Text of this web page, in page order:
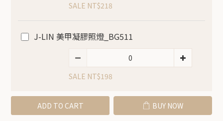
SALE NT$218
J-LIN 美甲凝膠照燈_BG511
SALE NT$198
ADD TO CART BUY NOW